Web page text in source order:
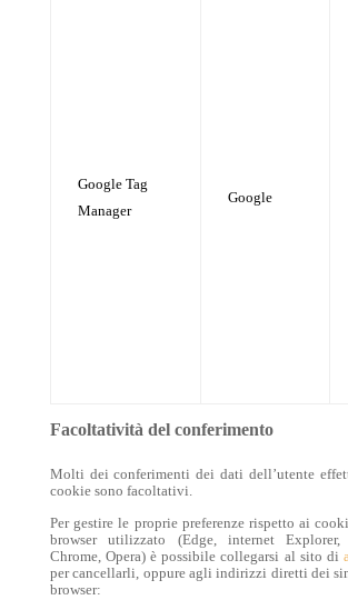
Google Tag
Manager
Google
Facoltatività del conferimento
Molti dei conferimenti dei dati dell’utente
cookie sono facoltativi.
Per gestire le proprie preferenze rispetto ai
browser utilizzato (Edge, internet Explorer,
Chrome, Opera) è possibile collegarsi al sito di
per cancellarli, oppure agli indirizzi diretti dei
browser: